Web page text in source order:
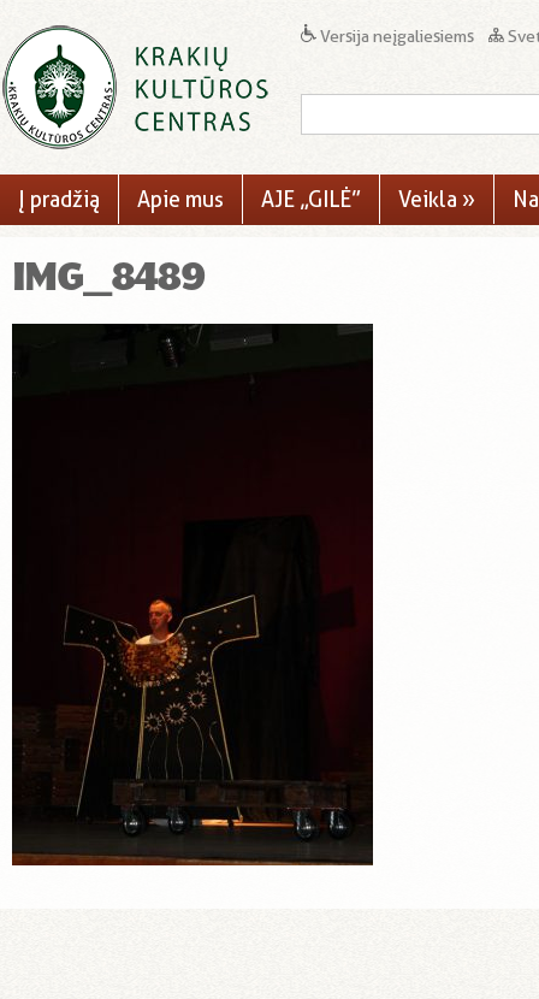
Versija neįgaliesiems
Į pradžią Apie mus AJE „GILĖ” Veikla »
IMG_8489